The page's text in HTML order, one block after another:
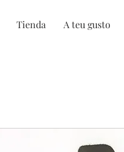
Tienda A teu gusto